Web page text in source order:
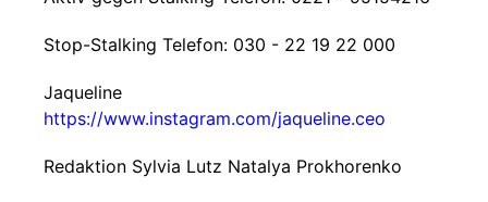
Stop-Stalking Telefon: 030 - 22 19 22 000
Jaqueline
https://www.instagram.com/jaqueline.ceo
Redaktion Sylvia Lutz Natalya Prokhorenko